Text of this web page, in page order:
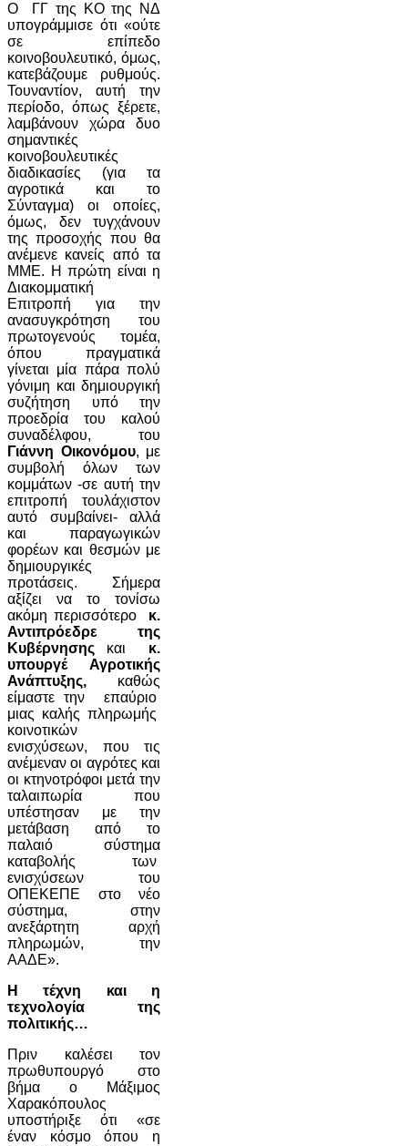
Ο ΓΓ της ΚΟ της ΝΔ
υπογράμμισε ότι «ούτε
σε επίπεδο
κοινοβουλευτικό, όμως,
κατεβάζουμε ρυθμούς.
Τουναντίον, αυτή την
περίοδο, όπως ξέρετε,
λαμβάνουν χώρα δυο
σημαντικές
κοινοβουλευτικές
διαδικασίες (για τα
αγροτικά και το
Σύνταγμα) οι οποίες,
όμως, δεν τυγχάνουν
της προσοχής που θα
ανέμενε κανείς από τα
ΜΜΕ. Η πρώτη είναι η
Διακομματική
Επιτροπή για την
ανασυγκρότηση του
πρωτογενούς τομέα,
όπου πραγματικά
γίνεται μία πάρα πολύ
γόνιμη και δημιουργική
συζήτηση υπό την
προεδρία του καλού
συναδέλφου, του
Γιάννη Οικονόμου, με
συμβολή όλων των
κομμάτων -σε αυτή την
επιτροπή τουλάχιστον
αυτό συμβαίνει- αλλά
και παραγωγικών
φορέων και θεσμών με
δημιουργικές
προτάσεις. Σήμερα
αξίζει να το τονίσω
ακόμη περισσότερο κ.
Αντιπρόεδρε της
Κυβέρνησης και κ.
υπουργέ Αγροτικής
Ανάπτυξης, καθώς
είμαστε την επαύριο
μιας καλής πληρωμής
κοινοτικών
ενισχύσεων, που τις
ανέμεναν οι αγρότες και
οι κτηνοτρόφοι μετά την
ταλαιπωρία που
υπέστησαν με την
μετάβαση από το
παλαιό σύστημα
καταβολής των
ενισχύσεων του
ΟΠΕΚΕΠΕ στο νέο
σύστημα, στην
ανεξάρτητη αρχή
πληρωμών, την
ΑΑΔΕ».
Η τέχνη και η
τεχνολογία της
πολιτικής…
Πριν καλέσει τον
πρωθυπουργό στο
βήμα ο Μάξιμος
Χαρακόπουλος
υποστήριξε ότι «σε
έναν κόσμο όπου η